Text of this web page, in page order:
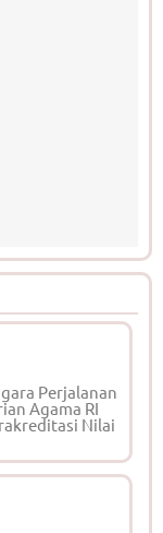
Perjalanan
Agama RI
Nilai